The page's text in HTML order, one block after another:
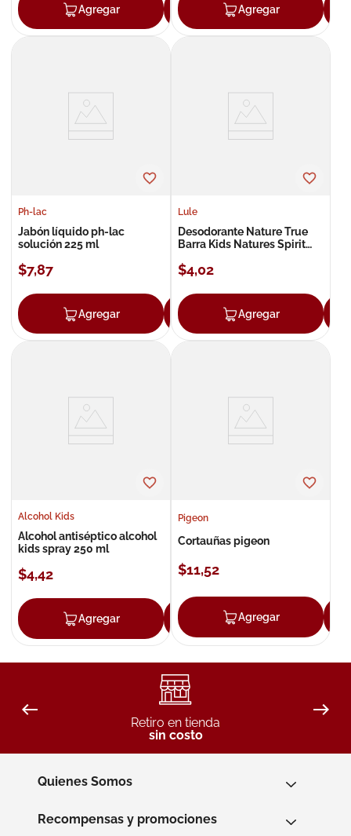
Agregar Agregar
Agregar
Ph-lac
Jabón líquido ph-lac
solución 225 ml
$7,87
Agregar Agregar
Lule
Desodorante Nature True
Barra Kids Natures Spirit
$4,02
Agregar
Alcohol Kids
Alcohol antiséptico alcohol
kids spray 250 ml
$4,42
Agregar Agregar
Pigeon
Cortauñas pigeon
$11,52
Agregar
Retiro en tienda
sin costo
Quienes Somos
Recompensas y promociones